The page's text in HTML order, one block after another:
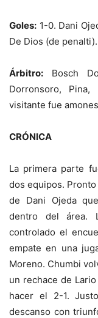
Goles: 1-0. Dani
De Dios (de penalti).
Árbitro: Bosch
Dorronsoro,
visitante fue
CRÓNICA
La primera parte
dos equipos.
de Dani Ojeda
dentro del área.
controlado el
empate en una
Moreno. Chumbi
un rechace de
hacer el 2-1.
descanso con